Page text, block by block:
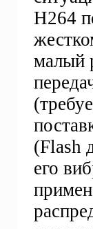
H264
малый
(Flash
его